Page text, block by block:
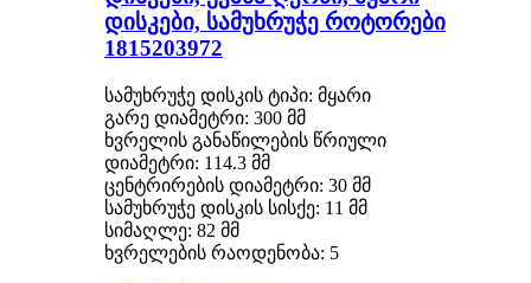
დისკები, სამუხრუჭე როტორები
1815203972
სამუხრუჭე დისკის ტიპი: მყარი
გარე დიამეტრი: 300 მმ
ხვრელის განაწილების წრიული
დიამეტრი: 114.3 მმ
ცენტრირების დიამეტრი: 30 მმ
სამუხრუჭე დისკის სისქე: 11 მმ
სიმაღლე: 82 მმ
ხვრელების რაოდენობა: 5